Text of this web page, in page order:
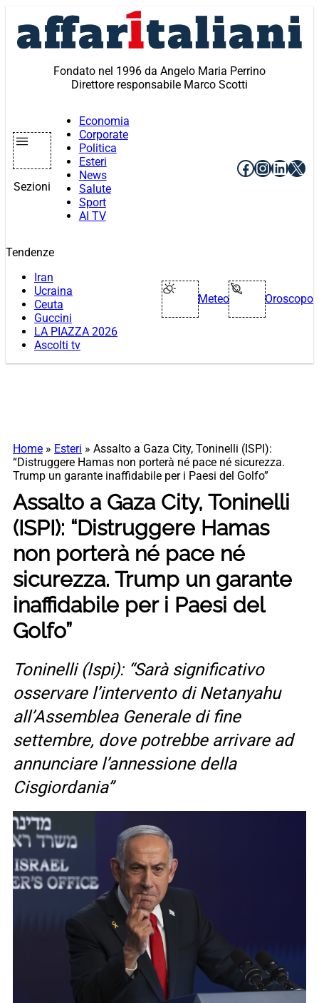
contenuto
Fondato nel 1996 da Angelo Maria Perrino
Direttore responsabile Marco Scotti
Sezioni
Economia
Corporate
Politica
Esteri
News
Salute
Sport
AI TV
Facebook
X
Tendenze
Iran
Ucraina
Ceuta
Guccini
LA PIAZZA 2026
Ascolti tv
Meteo Oroscopo
Home » Esteri » Assalto a Gaza City, Toninelli (ISPI):
“Distruggere Hamas non porterà né pace né sicurezza.
Trump un garante inaffidabile per i Paesi del Golfo”
Assalto a Gaza City, Toninelli
(ISPI): “Distruggere Hamas
non porterà né pace né
sicurezza. Trump un garante
inaffidabile per i Paesi del
Golfo”
Toninelli (Ispi): “Sarà significativo
osservare l’intervento di Netanyahu
all’Assemblea Generale di fine
settembre, dove potrebbe arrivare ad
annunciare l’annessione della
Cisgiordania”